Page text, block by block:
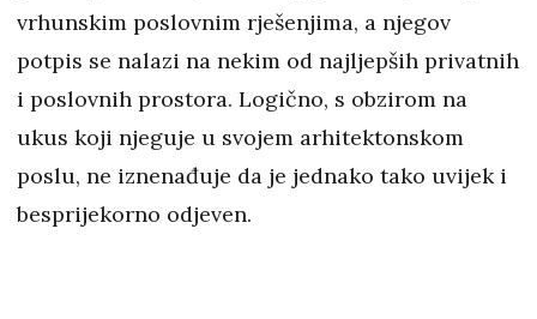
vrhunskim poslovnim rješenjima, a njegov
potpis se nalazi na nekim od najljepših privatnih
i poslovnih prostora. Logično, s obzirom na
ukus koji njeguje u svojem arhitektonskom
poslu, ne iznenađuje da je jednako tako uvijek i
besprijekorno odjeven.